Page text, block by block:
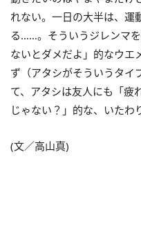
れない。一日の大半は、運
る……。そういうジレンマ
ないとダメだよ」的なウエ
ず（アタシがそういうタイ
て、アタシは友人にも「疲
じゃない？」的な、いたわ
(文／高山真)